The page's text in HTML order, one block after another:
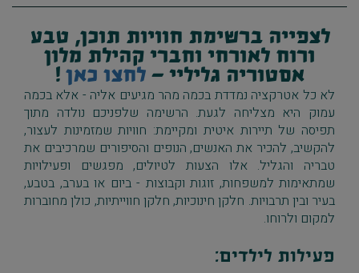
לצפייה ברשימת חוויות תוכן, טבע
ורוח לאורחי וחברי קהילת מלון
אסטוריה גליליי - לחצו כאן!
לא כל אטרקציה נמדדת בכמה מהר מגיעים אליה - אלא בכמה
עמוק היא מצליחה לגעת. הרשימה שלפניכם נולדה מתוך
תפיסה של תיירות איטית ומקיימת: חוויות שמזמינות לעצור,
להקשיב, להכיר את האנשים, הנופים והסיפורים שמרכיבים את
טבריה והגליל. אלו הצעות לטיולים, מפגשים ופעילויות
שמתאימות למשפחות, זוגות וקבוצות - ביום או בערב, בטבע,
בעיר ובין תרבויות. חלקן חינוכיות, חלקן חווייתיות, כולן מחוברות
למקום ולרוחו.
פעילות לילדים: